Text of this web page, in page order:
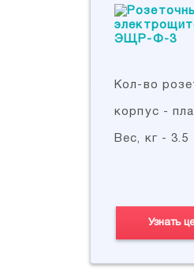
Кол-во
корпус -
Вес, кг - 3.5
Узнать